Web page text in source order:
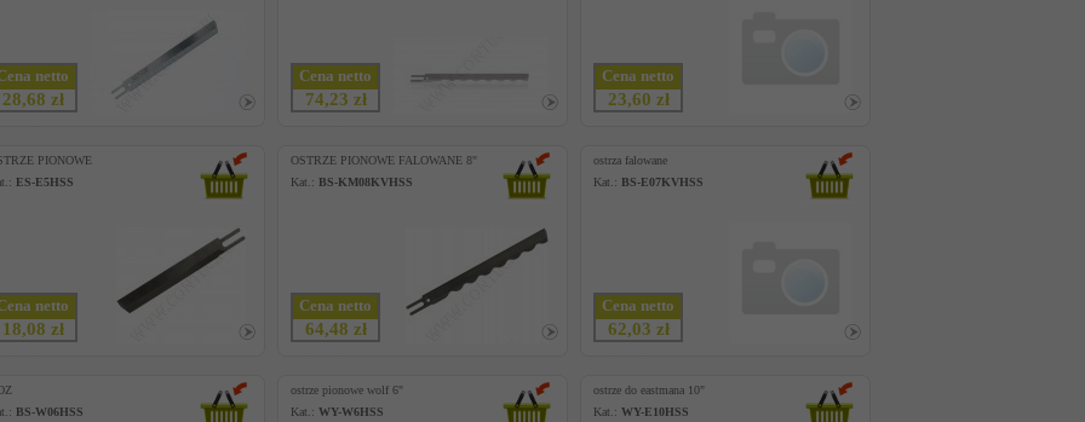
netto
28,68 zł
Cena netto
74,23 zł
Cena netto
23,60 zł
PIONOWE
ES-E5HSS
netto
18,08 zł
OSTRZE PIONOWE FALOWANE 8"
Kat.: BS-KM08KVHSS
Cena netto
64,48 zł
ostrza falowane
Kat.: BS-E07KVHSS
Cena netto
62,03 zł
BS-W06HSS
ostrze pionowe wolf 6"
Kat.: WY-W6HSS
ostrze do eastmana 10"
Kat.: WY-E10HSS